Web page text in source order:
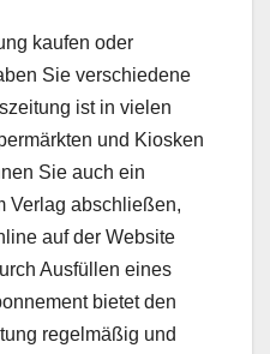
kaufen oder
Sie verschiedene
ist in vielen
und Kiosken
Sie auch ein
Verlag abschließen,
auf der Website
Ausfüllen eines
bietet den
regelmäßig und